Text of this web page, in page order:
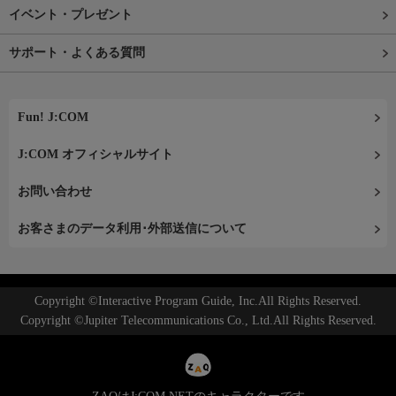
イベント・プレゼント
サポート・よくある質問
Fun! J:COM
J:COM オフィシャルサイト
お問い合わせ
お客さまのデータ利用･外部送信について
Copyright ©Interactive Program Guide, Inc.All Rights Reserved.
Copyright ©Jupiter Telecommunications Co., Ltd.All Rights Reserved.